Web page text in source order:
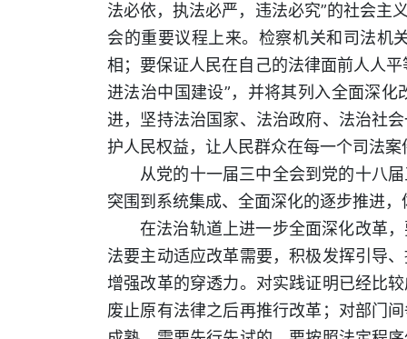
法必依，执法必严，违法必究”的社会主
会的重要议程上来。检察机关和司法机
相；要保证人民在自己的法律面前人人
进法治中国建设”，并将其列入全面深
进，坚持法治国家、法治政府、法治社
护人民权益，让人民群众在每一个司法
从党的十一届三中全会到党的十八
突围到系统集成、全面深化的逐步推进
在法治轨道上进一步全面深化改革
法要主动适应改革需要，积极发挥引导
增强改革的穿透力。对实践证明已经比
废止原有法律之后再推行改革；对部门